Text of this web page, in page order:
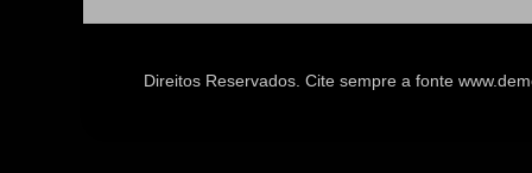
Direitos Reservados. Cite sempre a fonte